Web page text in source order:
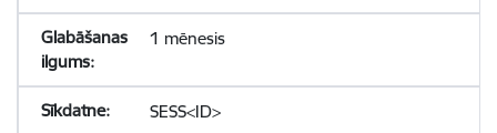
1 mēnesis
SESS<ID>